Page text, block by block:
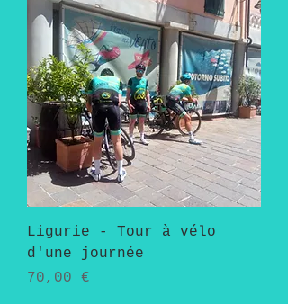
Ligurie - Tour à vélo
d'une journée
Prix
70,00 €